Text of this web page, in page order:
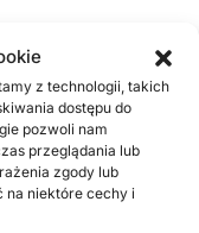
z technologii, takich
dostępu do
pozwoli nam
przeglądania lub
zgody lub
na niektóre cechy i
Powiatowego